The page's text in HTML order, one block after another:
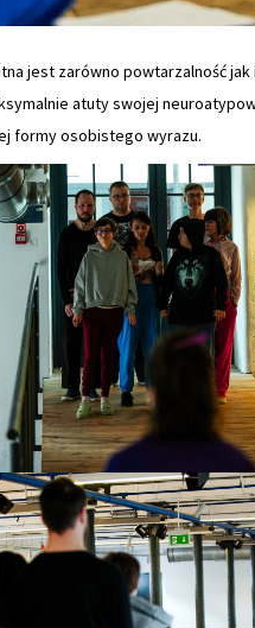
jest zarówno powtarzalność jak
atuty swojej
formy osobistego wyrazu.